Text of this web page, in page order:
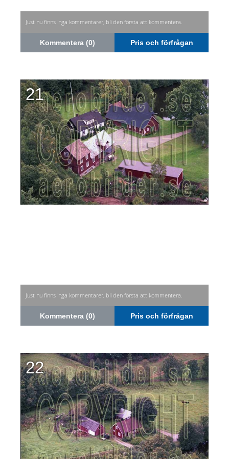
Just nu finns inga kommentarer, bli den första att kommentera.
Kommentera (0) Pris och förfrågan
21
Just nu finns inga kommentarer, bli den första att kommentera.
Kommentera (0) Pris och förfrågan
22